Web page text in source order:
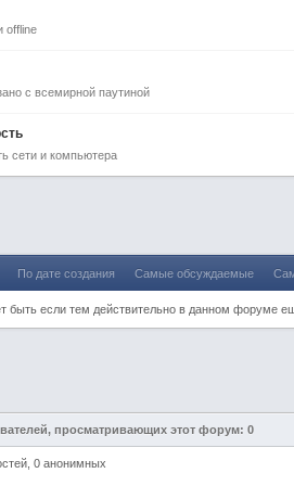
offline
с всемирной паутиной
сети и компьютера
По дате создания Самые обсуждаемые
быть если тем действительно в данном форуме
просматривающих этот форум: 0
0 анонимных